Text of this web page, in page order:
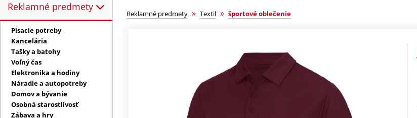
Reklamné predmety
Reklamné predmety:
Písacie potreby
Kancelária
Tašky a batohy
Voľný čas
Elektronika a hodiny
Náradie a autopotreby
Domov a bývanie
Osobná starostlivosť
Zábava a hry
Reklamné predmety » Textil » športové oblečenie